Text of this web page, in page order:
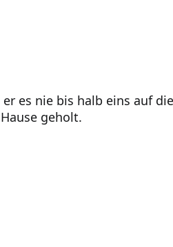
es nie bis halb eins auf die
geholt.